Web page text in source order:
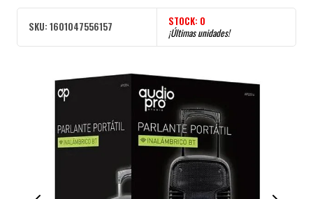
SKU: 1601047556157 STOCK: 0
¡Últimas unidades!